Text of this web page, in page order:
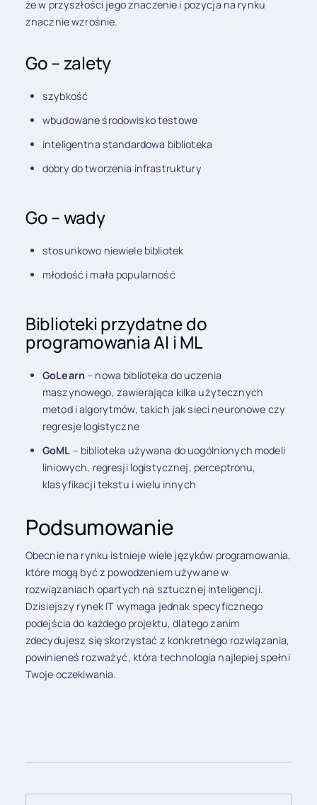
że w przyszłości jego znaczenie i pozycja na rynku
znacznie wzrośnie.
Go – zalety
szybkość
wbudowane środowisko testowe
inteligentna standardowa biblioteka
dobry do tworzenia infrastruktury
Go – wady
stosunkowo niewiele bibliotek
młodość i mała popularność
Biblioteki przydatne do
programowania AI i ML
GoLearn – nowa biblioteka do uczenia
maszynowego, zawierająca kilka użytecznych
metod i algorytmów, takich jak sieci neuronowe czy
regresje logistyczne
GoML – biblioteka używana do uogólnionych modeli
liniowych, regresji logistycznej, perceptronu,
klasyfikacji tekstu i wielu innych
Podsumowanie
Obecnie na rynku istnieje wiele języków programowania,
które mogą być z powodzeniem używane w
rozwiązaniach opartych na sztucznej inteligencji.
Dzisiejszy rynek IT wymaga jednak specyficznego
podejścia do każdego projektu, dlatego zanim
zdecydujesz się skorzystać z konkretnego rozwiązania,
powinieneś rozważyć, która technologia najlepiej spełni
Twoje oczekiwania.